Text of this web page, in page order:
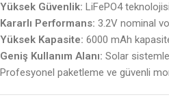
Yüksek Güvenlik: LiFePO4
Kararlı Performans: 3.2V nominal
Yüksek Kapasite: 6000 mAh
Geniş Kullanım Alanı: Solar
Profesyonel paketleme ve güvenli